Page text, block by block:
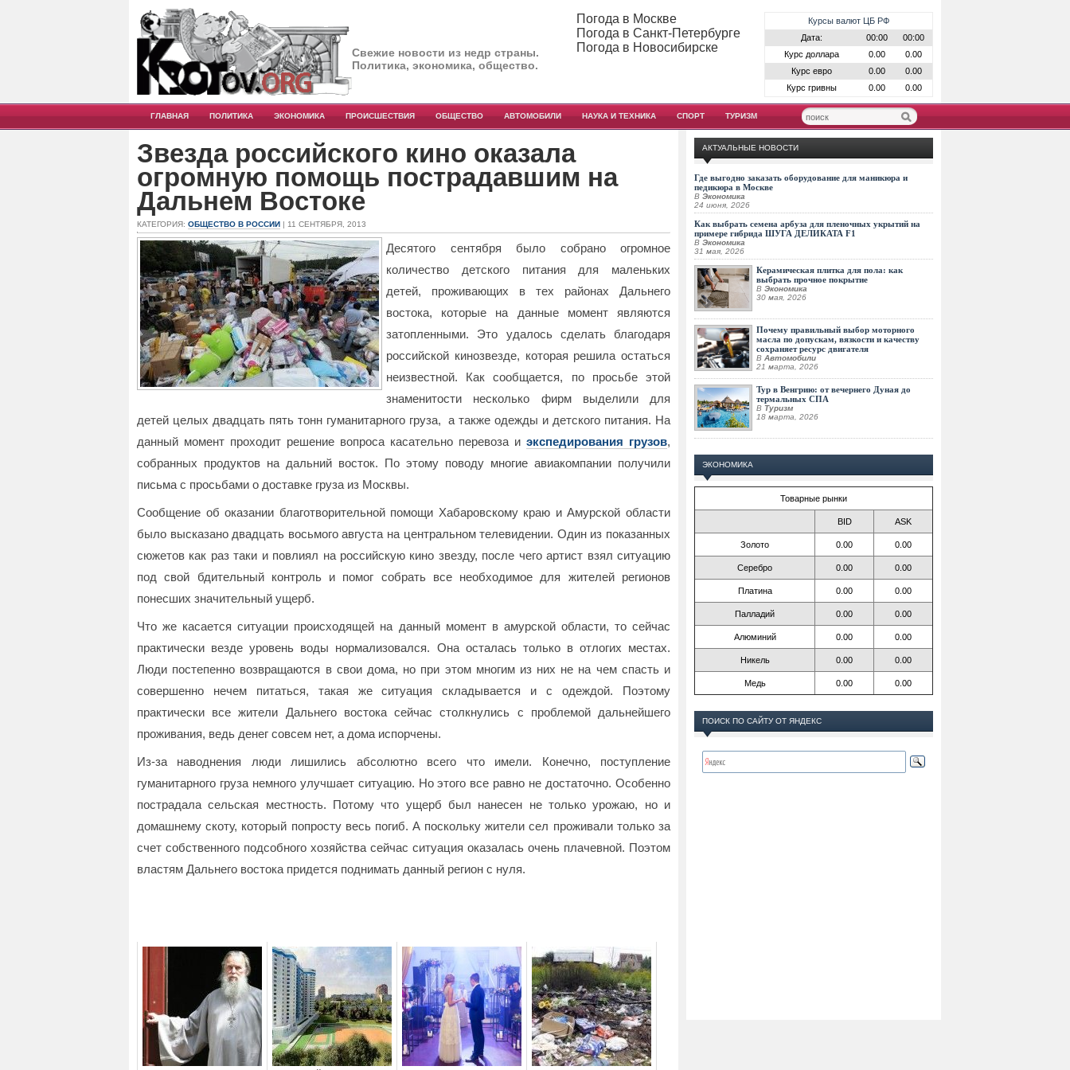
Свежие новости из недр страны.
Политика, экономика, общество.
Курсы валют ЦБ РФ
Дата:
00:00
00:00
Курс доллара
0.00
0.00
Курс евро
0.00
0.00
Курс гривны
0.00 0.00
Погода в Москве
Погода в Санкт-Петербурге
Погода в Новосибирске
ГЛАВНАЯ ПОЛИТИКА ЭКОНОМИКА ПРОИСШЕСТВИЯ ОБЩЕСТВО АВТОМОБИЛИ НАУКА И ТЕХНИКА СПОРТ ТУРИЗМ
Звезда российского кино оказала
огромную помощь пострадавшим на
Дальнем Востоке
КАТЕГОРИЯ: ОБЩЕСТВО В РОССИИ | 11 СЕНТЯБРЯ, 2013
Десятого сентября было собрано огромное
количество детского питания для маленьких
детей, проживающих в тех районах Дальнего
востока, которые на данные момент являются
затопленными. Это удалось сделать благодаря
российской кинозвезде, которая решила остаться
неизвестной. Как сообщается, по просьбе этой
знаменитости несколько фирм выделили для
детей целых двадцать пять тонн гуманитарного груза, а также одежды и детского питания. На
данный момент проходит решение вопроса касательно перевоза и экспедирования грузов,
собранных продуктов на дальний восток. По этому поводу многие авиакомпании получили
письма с просьбами о доставке груза из Москвы.
Сообщение об оказании благотворительной помощи Хабаровскому краю и Амурской области
было высказано двадцать восьмого августа на центральном телевидении. Один из показанных
сюжетов как раз таки и повлиял на российскую кино звезду, после чего артист взял ситуацию
под свой бдительный контроль и помог собрать все необходимое для жителей регионов
понесших значительный ущерб.
Что же касается ситуации происходящей на данный момент в амурской области, то сейчас
практически везде уровень воды нормализовался. Она осталась только в отлогих местах.
Люди постепенно возвращаются в свои дома, но при этом многим из них не на чем спасть и
совершенно нечем питаться, такая же ситуация складывается и с одеждой. Поэтому
практически все жители Дальнего востока сейчас столкнулись с проблемой дальнейшего
проживания, ведь денег совсем нет, а дома испорчены.
Из-за наводнения люди лишились абсолютно всего что имели. Конечно, поступление
гуманитарного груза немного улучшает ситуацию. Но этого все равно не достаточно. Особенно
пострадала сельская местность. Потому что ущерб был нанесен не только урожаю, но и
домашнему скоту, который попросту весь погиб. А поскольку жители сел проживали только за
счет собственного подсобного хозяйства сейчас ситуация оказалась очень плачевной. Поэтом
властям Дальнего востока придется поднимать данный регион с нуля.
АКТУАЛЬНЫЕ НОВОСТИ
Где выгодно заказать оборудование для маникюра и
педикюра в Москве
В Экономика
24 июня, 2026
Как выбрать семена арбуза для пленочных укрытий на
примере гибрида ШУГА ДЕЛИКАТА F1
В Экономика
31 мая, 2026
Керамическая плитка для пола: как
выбрать прочное покрытие
В Экономика
30 мая, 2026
Почему правильный выбор моторного
масла по допускам, вязкости и качеству
сохраняет ресурс двигателя
В Автомобили
21 марта, 2026
Тур в Венгрию: от вечернего Дуная до
термальных СПА
В Туризм
18 марта, 2026
ЭКОНОМИКА
Товарные рынки
BID ASK
Золото 0.00 0.00
Серебро 0.00 0.00
Платина 0.00 0.00
Палладий 0.00 0.00
Алюминий 0.00 0.00
Никель 0.00 0.00
Медь 0.00 0.00
ПОИСК ПО САЙТУ ОТ ЯНДЕКС